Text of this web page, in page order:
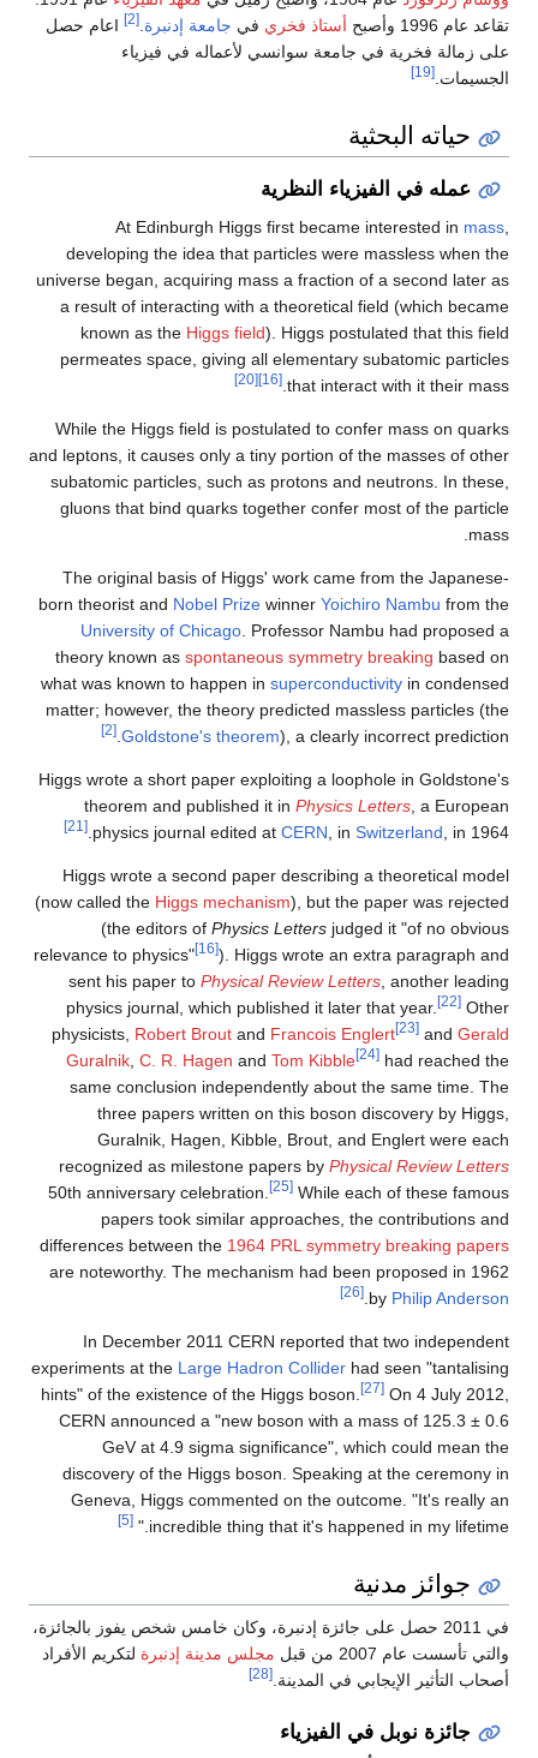
تقاعد عام 1996 وأصبح
أستاذ فخري في جامعة إدنبرة [2]
Iعام حصل
على زمالة فخرية في جامعة سوانسي لأعماله في فيزياء
الجسيمات. [19]
حياته البحثية
عمله في الفيزياء النظرية
At Edinburgh Higgs first became interested in mass
developing the idea that particles were massless when the
universe began, acquiring mass a fraction of a second later as
a result of interacting with a theoretical field (which became
known as the Higgs field). Higgs postulated that this field
permeates space, giving all elementary subatomic particles
that interact with it their mass.
[16]
[20]
While the Higgs field is postulated to confer mass on quarks
and leptons, it causes only a tiny portion of the masses of other
subatomic particles, such as protons and neutrons. In these,
gluons that bind quarks together confer most of the particle
mass.
The original basis of Higgs' work came from the Japanese-
born theorist and Nobel Prize winner Yoichiro Nambu from the
University of Chicago . Professor Nambu had proposed a
theory known as spontaneous symmetry breaking based on
what was known to happen in superconductivity in condensed
matter; however, the theory predicted massless particles (the
Goldstone's theorem), a clearly incorrect prediction.
[2]
Higgs wrote a short paper exploiting a loophole in Goldstone's
theorem and published it in Physics Letters , a European
physics journal edited at CERN , in Switzerland , in 1964.
[21]
Higgs wrote a second paper describing a theoretical model
(now called the Higgs mechanism), but the paper was rejected
(the editors of Physics Letters judged it "of no obvious
relevance to physics"
[16]). Higgs wrote an extra paragraph and
sent his paper to Physical Review Letters , another leading
physics journal, which published it later that year.
[22] Other
physicists, Robert Brout and Francois Englert [23] and Gerald
Guralnik C. R. Hagen and Tom Kibble [24] had reached the
same conclusion independently about the same time. The
three papers written on this boson discovery by Higgs,
Guralnik, Hagen, Kibble, Brout, and Englert were each
recognized as milestone papers by Physical Review Letters
50th anniversary celebration.
[25] While each of these famous
papers took similar approaches, the contributions and
differences between the 1964 PRL symmetry breaking papers
are noteworthy. The mechanism had been proposed in 1962
by Philip Anderson
[26]
In December 2011 CERN reported that two independent
experiments at the Large Hadron Collider had seen "tantalising
hints" of the existence of the Higgs boson.
[27] On 4 July 2012,
CERN announced a "new boson with a mass of 125.3 ± 0.6
GeV at 4.9 sigma significance", which could mean the
discovery of the Higgs boson. Speaking at the ceremony in
Geneva, Higgs commented on the outcome. "It's really an
incredible thing that it's happened in my lifetime."
[5]
جوائز مدنية
في 2011 حصل على جائزة إدنبرة، وكان خامس شخص يفوز بالجائزة،
والتي تأسست عام 2007 من قبل
مجلس مدينة إدنبرة لتكريم الأفراد
أصحاب التأثير الإيجابي في المدينة. [28]
جائزة نوبل في الفيزياء